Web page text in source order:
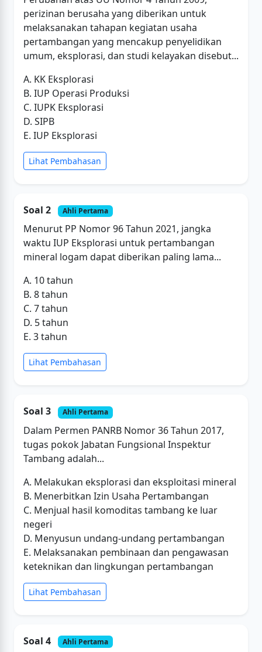
perizinan berusaha yang diberikan untuk
melaksanakan tahapan kegiatan usaha
pertambangan yang mencakup penyelidikan
umum, eksplorasi, dan studi kelayakan disebut...
A. KK Eksplorasi
B. IUP Operasi Produksi
C. IUPK Eksplorasi
D. SIPB
E. IUP Eksplorasi
Lihat Pembahasan
Soal 2 Ahli Pertama
Menurut PP Nomor 96 Tahun 2021, jangka
waktu IUP Eksplorasi untuk pertambangan
mineral logam dapat diberikan paling lama...
A. 10 tahun
B. 8 tahun
C. 7 tahun
D. 5 tahun
E. 3 tahun
Lihat Pembahasan
Soal 3 Ahli Pertama
Dalam Permen PANRB Nomor 36 Tahun 2017,
tugas pokok Jabatan Fungsional Inspektur
Tambang adalah...
A. Melakukan eksplorasi dan eksploitasi mineral
B. Menerbitkan Izin Usaha Pertambangan
C. Menjual hasil komoditas tambang ke luar
negeri
D. Menyusun undang-undang pertambangan
E. Melaksanakan pembinaan dan pengawasan
keteknikan dan lingkungan pertambangan
Lihat Pembahasan
Soal 4 Ahli Pertama